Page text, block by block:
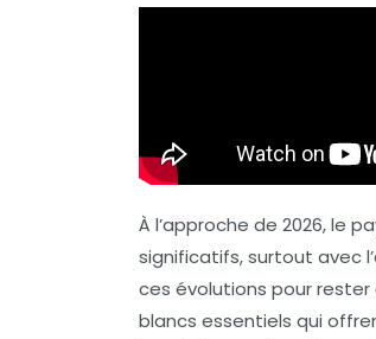
À l’approche de 2026, le
significatifs, surtout avec
ces évolutions pour
blancs essentiels qui